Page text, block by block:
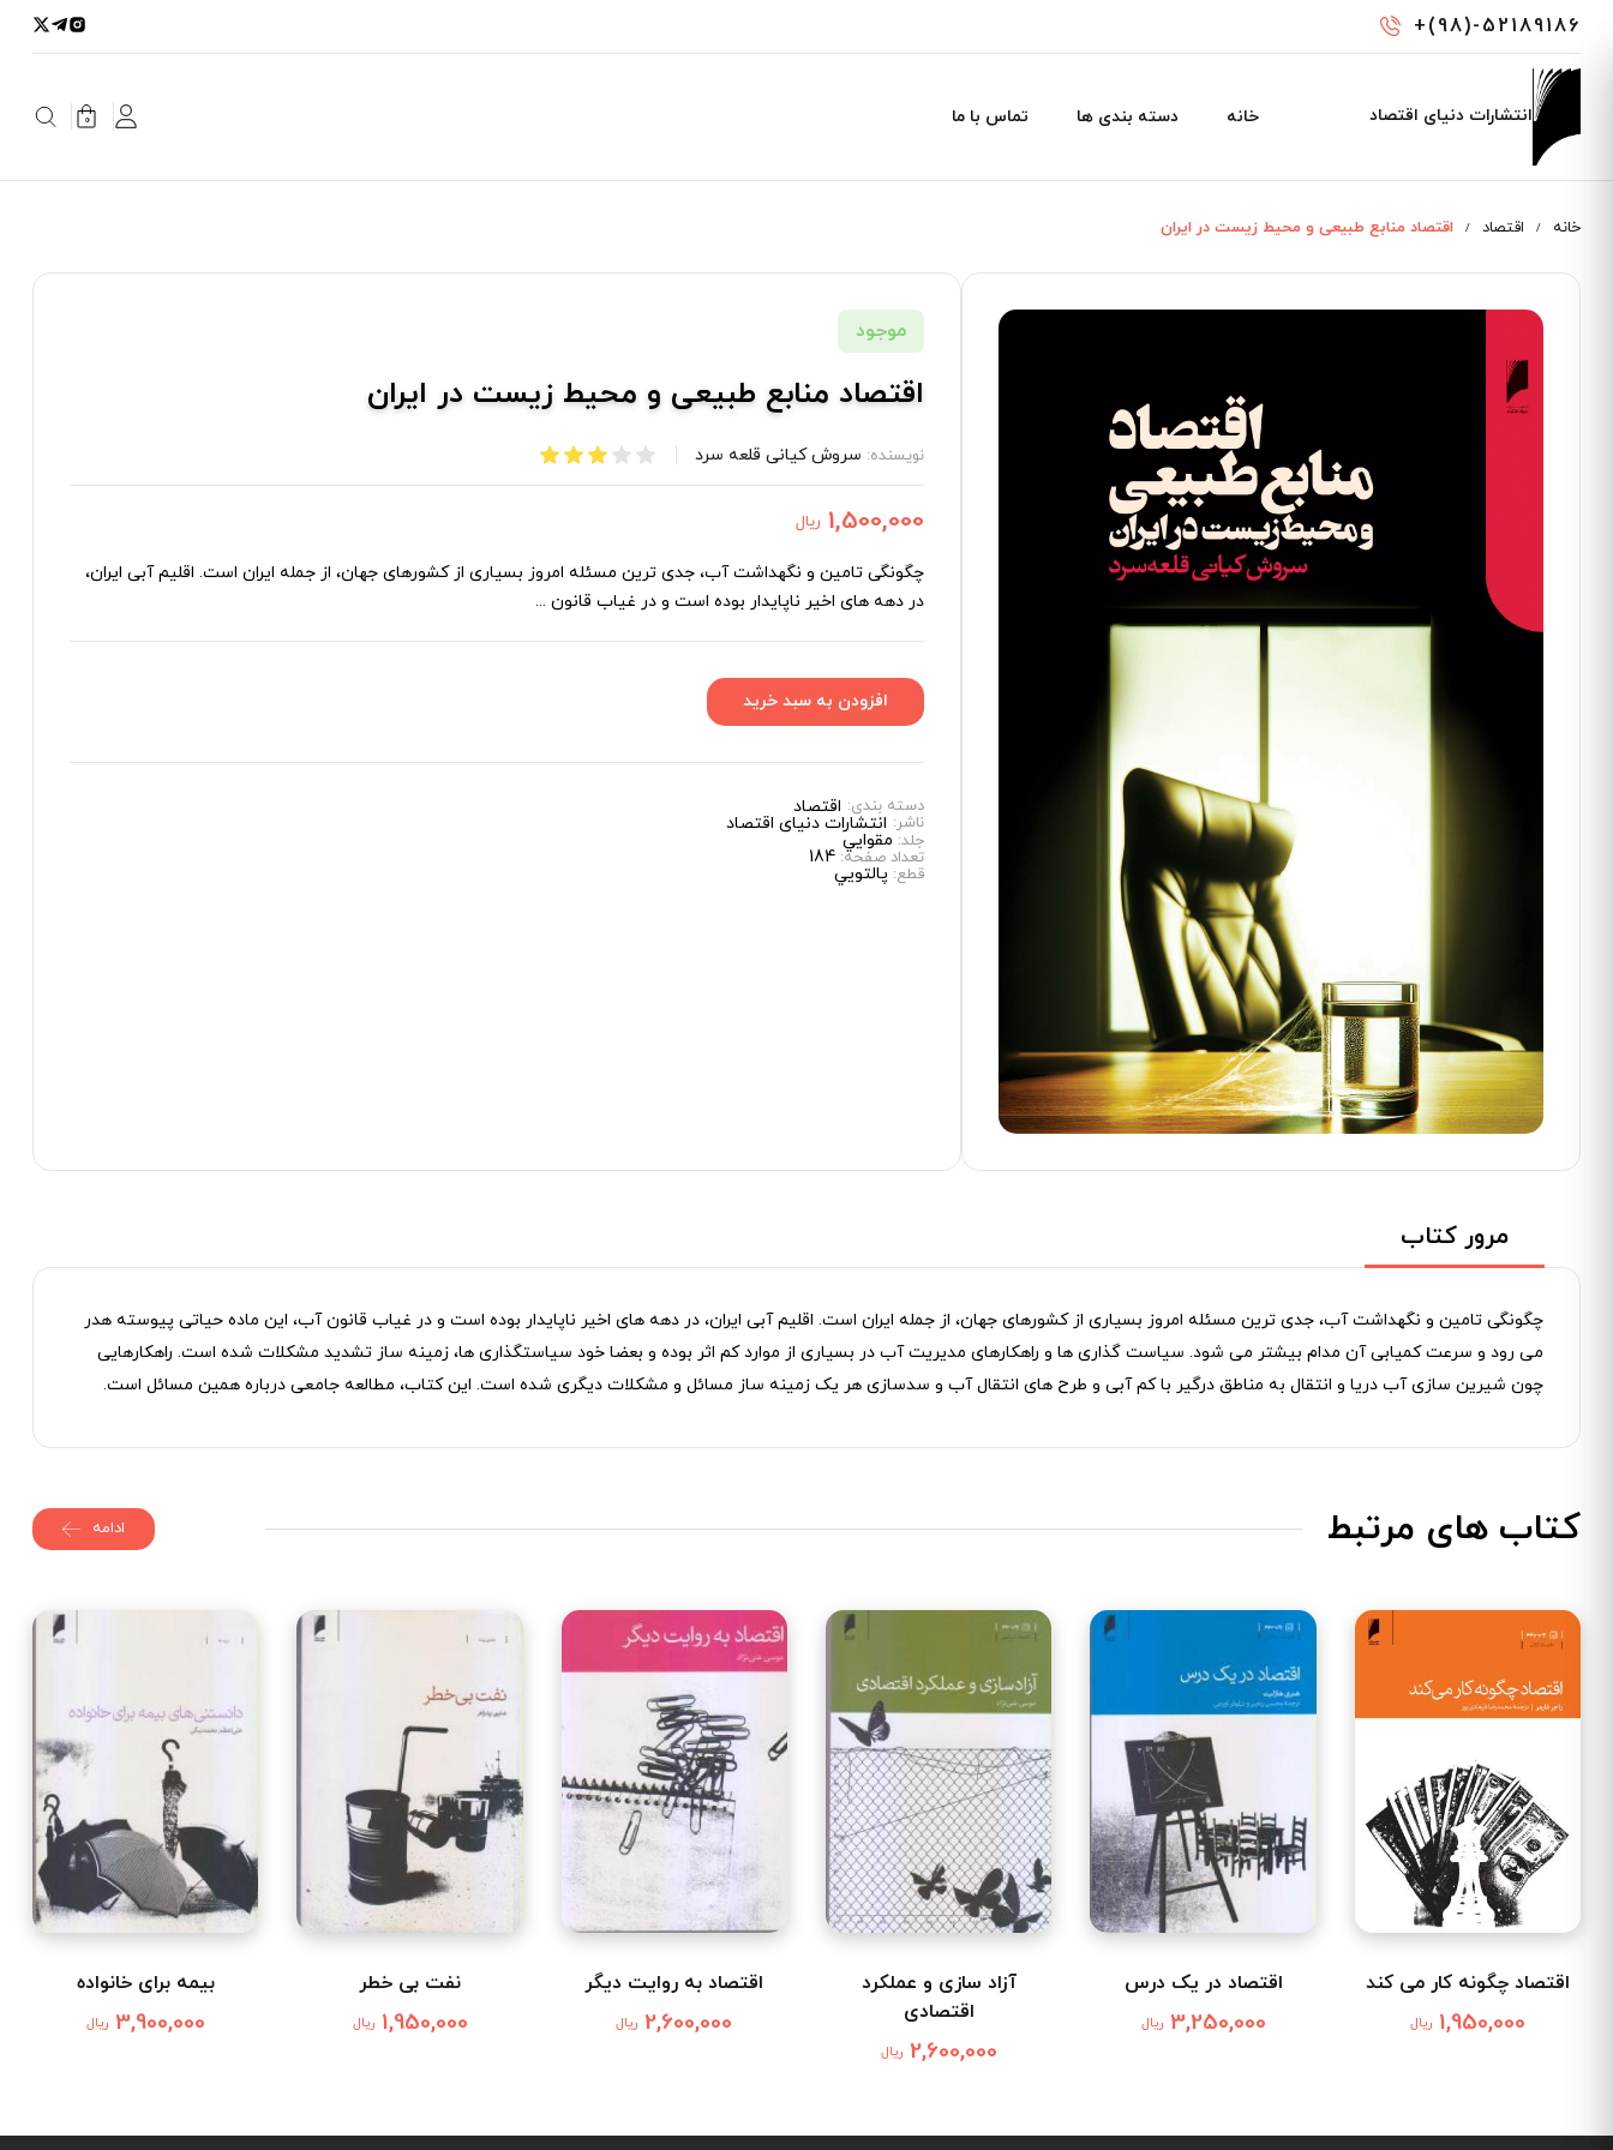
محتوای
اصلی
+(98)-52189186
انتشارات دنیای اقتصاد Main
خانه دسته بندی ها تماس با ما 0
خانه اقتصاد اقتصاد منابع طبیعی و محیط زیست در ایران
موجود
اقتصاد منابع طبیعی و محیط زیست در ایران
نویسنده: سروش کیانی قلعه‌ سرد
1,500,000 ریال
چگونگی تامین و نگهداشت آب، جدی ‌ترین مسئله امروز بسیاری از کشورهای جهان، از جمله ایران است. اقلیم آبی ایران،
در دهه ‌های اخیر ناپایدار بوده است و در غیاب قانون ...
دسته بندی: اقتصاد
ناشر: انتشارات دنیای اقتصاد
جلد: مقوايي
تعداد صفحه: 184
قطع: پالتويي
مرور کتاب
چگونگی تامین و نگهداشت آب، جدی ‌ترین مسئله امروز بسیاری از کشورهای جهان، از جمله ایران است. اقلیم آبی ایران، در دهه ‌های اخیر ناپایدار بوده است و در غیاب قانون آب، این ماده حیاتی پیوسته هدر
می ‌رود و سرعت کمیابی آن مدام بیشتر می ‌شود. سیاست ‌گذاری ‌ها و راهکارهای مدیریت آب در بسیاری از موارد کم ‌اثر بوده و بعضا خود سیاستگذاری ‌ها، زمینه‌ ساز تشدید مشکلات شده است. راهکارهایی
چون شیرین ‌سازی آب دریا و انتقال به مناطق درگیر با کم ‌آبی و طرح ‌های انتقال آب و سدسازی هر یک زمینه ‌ساز مسائل و مشکلات دیگری شده است. این کتاب، مطالعه جامعی درباره همین مسائل است.
کتاب های مرتبط ادامه
اقتصاد چگونه کار می کند
1,950,000 ریال
اقتصاد در یک درس
3,250,000 ریال
آزاد سازی و عملکرد
اقتصادی
2,600,000 ریال
اقتصاد به روایت دیگر
2,600,000 ریال
نفت بی خطر
1,950,000 ریال
بیمه برای خانواده
3,900,000 ریال